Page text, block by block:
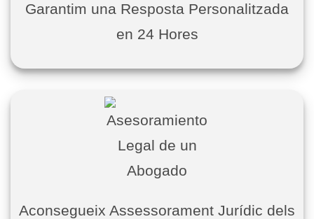
Garantim una Resposta Personalitzada
en 24 Hores
Aconsegueix Assessorament Jurídic dels